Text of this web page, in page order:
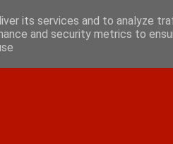
أعلن معانا اتصل بنا اقرأ الصحيفة PDF
its services and to analyze
and security metrics to